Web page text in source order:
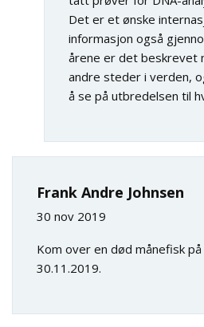
Det er et ønske
informasjon også
årene er det beskrevet
andre steder i verden,
å se på utbredelsen til
Frank Andre Johnsen
30 nov 2019
Kom over en død månefisk
30.11.2019.